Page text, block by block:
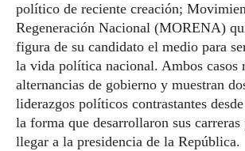
político de reciente creación;
Regeneración Nacional (MORENA)
figura de su candidato el medio para
la vida política nacional. Ambos casos
alternancias de gobierno y muestran
liderazgos políticos contrastantes
la forma que desarrollaron sus
llegar a la presidencia de la República.